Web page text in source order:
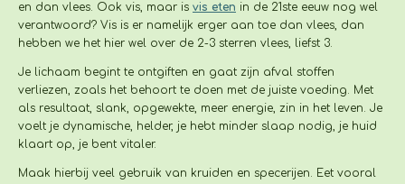
en dan vlees. Ook vis, maar is vis eten in de 21ste eeuw nog wel
verantwoord? Vis is er namelijk erger aan toe dan vlees, dan
hebben we het hier wel over de 2-3 sterren vlees, liefst 3.
Je lichaam begint te ontgiften en gaat zijn afval stoffen
verliezen, zoals het behoort te doen met de juiste voeding. Met
als resultaat, slank, opgewekte, meer energie, zin in het leven. Je
voelt je dynamische, helder, je hebt minder slaap nodig, je huid
klaart op, je bent vitaler.
Maak hierbij veel gebruik van kruiden en specerijen. Eet vooral